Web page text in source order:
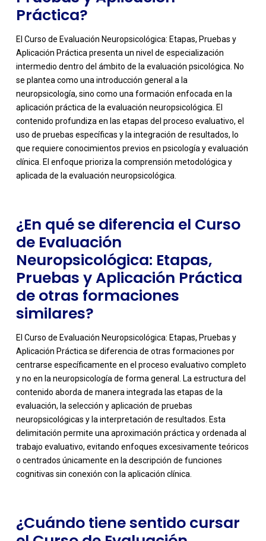
Práctica?
El Curso de Evaluación Neuropsicológica: Etapas, Pruebas y
Aplicación Práctica presenta un nivel de especialización
intermedio dentro del ámbito de la evaluación psicológica. No
se plantea como una introducción general a la
neuropsicología, sino como una formación enfocada en la
aplicación práctica de la evaluación neuropsicológica. El
contenido profundiza en las etapas del proceso evaluativo, el
uso de pruebas específicas y la integración de resultados, lo
que requiere conocimientos previos en psicología y evaluación
clínica. El enfoque prioriza la comprensión metodológica y
aplicada de la evaluación neuropsicológica.
-
¿En qué se diferencia el Curso
de Evaluación
Neuropsicológica: Etapas,
Pruebas y Aplicación Práctica
de otras formaciones
similares?
El Curso de Evaluación Neuropsicológica: Etapas, Pruebas y
Aplicación Práctica se diferencia de otras formaciones por
centrarse específicamente en el proceso evaluativo completo
y no en la neuropsicología de forma general. La estructura del
contenido aborda de manera integrada las etapas de la
evaluación, la selección y aplicación de pruebas
neuropsicológicas y la interpretación de resultados. Esta
delimitación permite una aproximación práctica y ordenada al
trabajo evaluativo, evitando enfoques excesivamente teóricos
o centrados únicamente en la descripción de funciones
cognitivas sin conexión con la aplicación clínica.
-
¿Cuándo tiene sentido cursar